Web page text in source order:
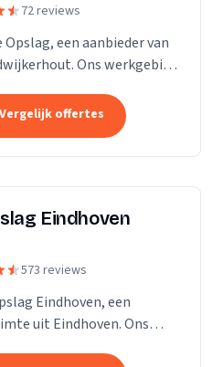
72 reviews
een aanbieder van
Ons werkgebied
Vergelijk offertes
Eindhoven
573 reviews
Eindhoven, een
uit Eindhoven. Ons